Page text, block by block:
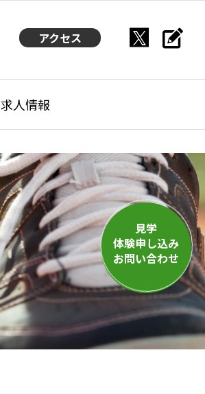
求人情報
アクセス
見学
体験申し込み
お問い合わせ